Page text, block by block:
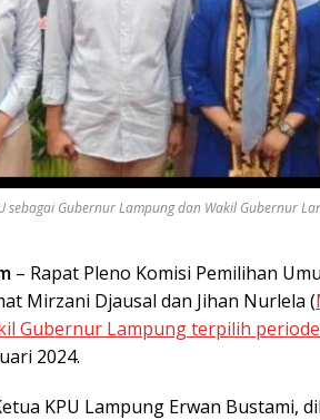
sebagai Gubernur Lampung dan Wakil Gubernur
– Rapat Pleno Komisi Pemilihan
Mirzani Djausal dan Jihan Nurlela (
Gubernur Lampung terpilih
2024.
KPU Lampung Erwan Bustami,